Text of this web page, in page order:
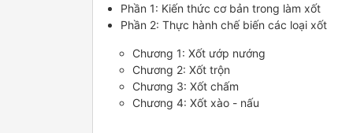
Phần 1: Kiến thức cơ bản trong làm xốt
Phần 2: Thực hành chế biến các loại xốt
Chương 1: Xốt ướp nướng
Chương 2: Xốt trộn
Chương 3: Xốt chấm
Chương 4: Xốt xào - nấu